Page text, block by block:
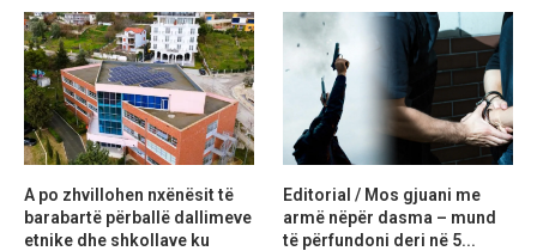
A po zhvillohen nxënësit të
barabartë përballë dallimeve
etnike dhe shkollave ku
Editorial / Mos gjuani me
armë nëpër dasma – mund
të përfundoni deri në 5...